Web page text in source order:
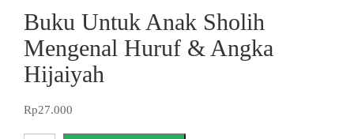
Buku Untuk Anak Sholih
Mengenal Huruf & Angka
Hijaiyah
Rp27.000